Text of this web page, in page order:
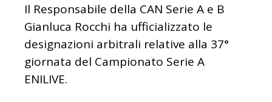
Il Responsabile della CAN Serie A e B
Gianluca Rocchi ha ufficializzato le
designazioni arbitrali relative alla 37°
giornata del Campionato Serie A
ENILIVE.